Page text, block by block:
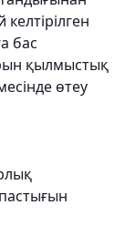
бас
қылмыстық
өтеу